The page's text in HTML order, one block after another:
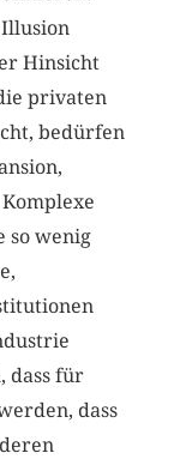
Hinsicht
privaten
bedürfen
so wenig
dass für
dass